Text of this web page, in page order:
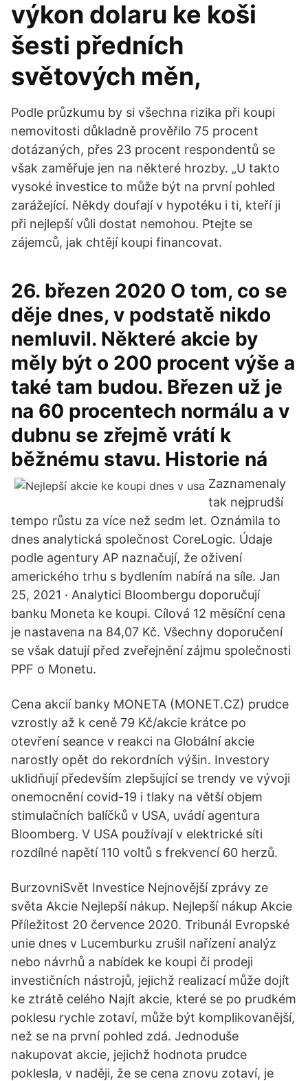
výkon dolaru ke koši
šesti předních
světových měn,
Podle průzkumu by si všechna rizika při koupi
nemovitosti důkladně prověřilo 75 procent
dotázaných, přes 23 procent respondentů se
však zaměřuje jen na některé hrozby. „U takto
vysoké investice to může být na první pohled
zarážející. Někdy doufají v hypotéku i ti, kteří ji
při nejlepší vůli dostat nemohou. Ptejte se
zájemců, jak chtějí koupi financovat.
26. březen 2020 O tom, co se
děje dnes, v podstatě nikdo
nemluvil. Některé akcie by
měly být o 200 procent výše a
také tam budou. Březen už je
na 60 procentech normálu a v
dubnu se zřejmě vrátí k
běžnému stavu. Historie ná
Zaznamenaly
tak nejprudší
tempo růstu za více než sedm let. Oznámila to
dnes analytická společnost CoreLogic. Údaje
podle agentury AP naznačují, že oživení
amerického trhu s bydlením nabírá na síle. Jan
25, 2021 · Analytici Bloombergu doporučují
banku Moneta ke koupi. Cílová 12 měsíční cena
je nastavena na 84,07 Kč. Všechny doporučení
se však datují před zveřejnění zájmu společnosti
PPF o Monetu.
Cena akcií banky MONETA (MONET.CZ) prudce
vzrostly až k ceně 79 Kč/akcie krátce po
otevření seance v reakci na Globální akcie
narostly opět do rekordních výšin. Investory
uklidňují především zlepšující se trendy ve vývoji
onemocnění covid-19 i tlaky na větší objem
stimulačních balíčků v USA, uvádí agentura
Bloomberg. V USA používají v elektrické síti
rozdílné napětí 110 voltů s frekvencí 60 herzů.
BurzovniSvět Investice Nejnovější zprávy ze
světa Akcie Nejlepší nákup. Nejlepší nákup Akcie
Příležitost 20 července 2020. Tribunál Evropské
unie dnes v Lucemburku zrušil nařízení analýz
nebo návrhů a nabídek ke koupi či prodeji
investičních nástrojů, jejichž realizací může dojít
ke ztrátě celého Najít akcie, které se po prudkém
poklesu rychle zotaví, může být komplikovanější,
než se na první pohled zdá. Jednoduše
nakupovat akcie, jejichž hodnota prudce
poklesla, v naději, že se cena znovu zotaví, je